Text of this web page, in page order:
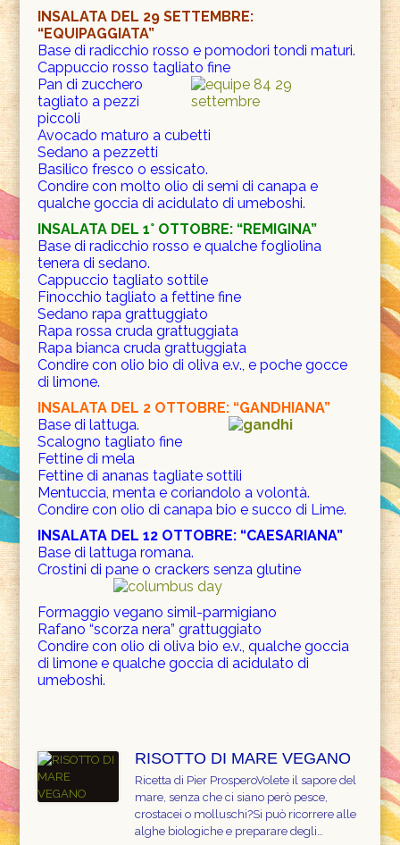
INSALATA DEL 29 SETTEMBRE:
“EQUIPAGGIATA”
Base di radicchio rosso e pomodori tondi maturi.
Cappuccio rosso tagliato fine
Pan di zucchero
tagliato a pezzi
piccoli
Avocado maturo a cubetti
Sedano a pezzetti
Basilico fresco o essicato.
Condire con molto olio di semi di canapa e
qualche goccia di acidulato di umeboshi.
INSALATA DEL 1° OTTOBRE: “REMIGINA”
Base di radicchio rosso e qualche fogliolina
tenera di sedano.
Cappuccio tagliato sottile
Finocchio tagliato a fettine fine
Sedano rapa grattuggiato
Rapa rossa cruda grattuggiata
Rapa bianca cruda grattuggiata
Condire con olio bio di oliva e.v., e poche gocce
di limone.
INSALATA DEL 2 OTTOBRE: “GANDHIANA”
Base di lattuga.
Scalogno tagliato fine
Fettine di mela
Fettine di ananas tagliate sottili
Mentuccia, menta e coriandolo a volontà.
Condire con olio di canapa bio e succo di Lime.
INSALATA DEL 12 OTTOBRE: “CAESARIANA”
Base di lattuga romana.
Crostini di pane o crackers senza glutine
Formaggio vegano simil-parmigiano
Rafano “scorza nera” grattuggiato
Condire con olio di oliva bio e.v., qualche goccia
di limone e qualche goccia di acidulato di
umeboshi.
RISOTTO DI MARE VEGANO
Ricetta di Pier ProsperoVolete il sapore del
mare, senza che ci siano però pesce,
crostacei o molluschi?Si può ricorrere alle
alghe biologiche e preparare degli…